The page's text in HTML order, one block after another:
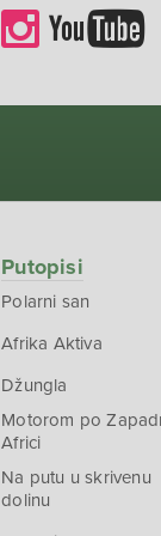
Putopisi
Polarni san
Afrika Aktiva
Džungla
Motorom po
Africi
Na putu u skrivenu
dolinu